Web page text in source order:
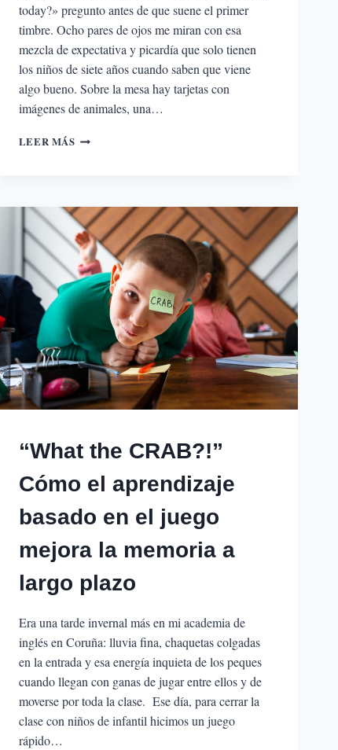
today?» pregunto antes de que suene el primer
timbre. Ocho pares de ojos me miran con esa
mezcla de expectativa y picardía que solo tienen
los niños de siete años cuando saben que viene
algo bueno. Sobre la mesa hay tarjetas con
imágenes de animales, una…
LEER MÁSREFUERZO
CÓMO
EVITAR
QUE
TU
HIJO
OLVIDE
EN
MESES
LO
QUE
HA
APRENDIDO
EL
“What the CRAB?!”
Cómo el aprendizaje
basado en el juego
mejora la memoria a
largo plazo
Era una tarde invernal más en mi academia de
inglés en Coruña: lluvia fina, chaquetas colgadas
en la entrada y esa energía inquieta de los peques
cuando llegan con ganas de jugar entre ellos y de
moverse por toda la clase. Ese día, para cerrar la
clase con niños de infantil hicimos un juego
rápido…